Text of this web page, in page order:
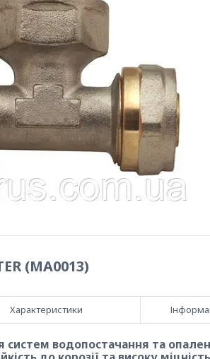
(MA0013)
Характеристики
водопостачання та